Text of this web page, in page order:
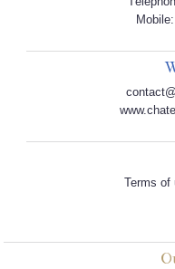
Terms of